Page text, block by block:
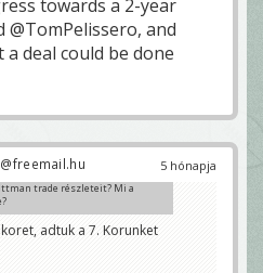
towards a 2-year
and
deal could be done
5 hónapja
trade részleteit? Mi a
adtuk a 7. Korunket